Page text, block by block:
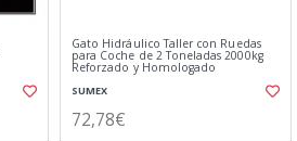
Gato Hidráulico Taller con Ruedas
para Coche de 2 Toneladas 2000kg
Reforzado y Homologado
SUMEX
72,78€